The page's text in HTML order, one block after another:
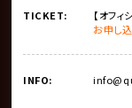
TICKET:
【オフ
お申し
INFO: